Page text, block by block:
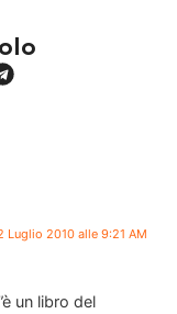
Luglio 2010 alle 9:21 AM
un libro del